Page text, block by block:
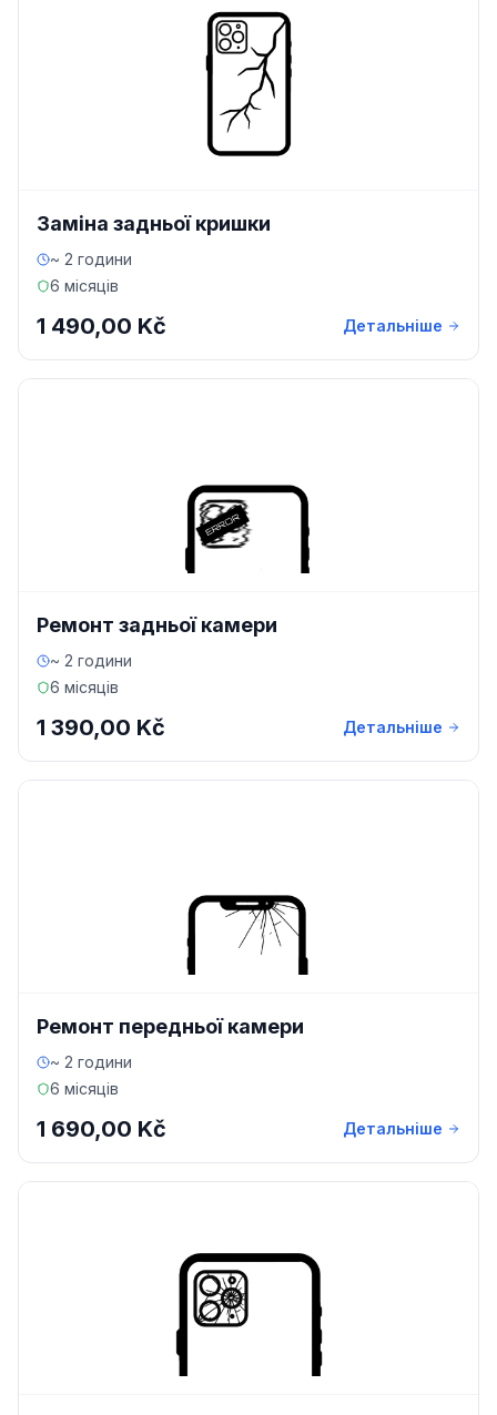
Заміна задньої кришки
~ 2 години
6 місяців
1 490,00 Kč Детальніше
Ремонт задньої камери
~ 2 години
6 місяців
1 390,00 Kč Детальніше
Ремонт передньої камери
~ 2 години
6 місяців
1 690,00 Kč Детальніше